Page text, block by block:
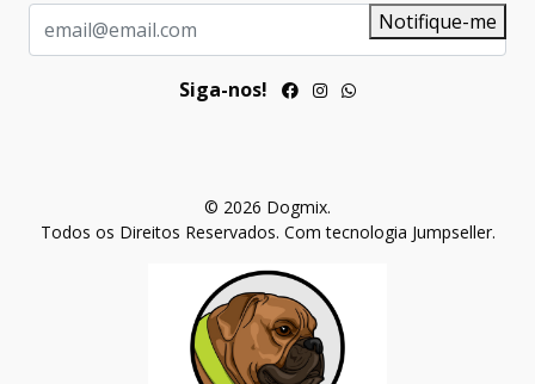
Notifique-me
Siga-nos!
© 2026 Dogmix.
Todos os Direitos Reservados. Com tecnologia Jumpseller.